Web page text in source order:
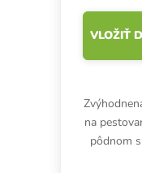
VLOŽIŤ
na
pôdnom